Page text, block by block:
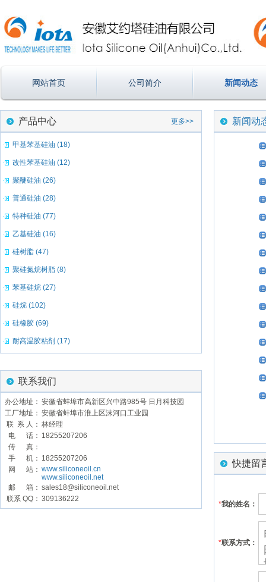
网站首页 公司简介 新闻动态
产品中心 更多>>
甲基苯基硅油 (18)
改性苯基硅油 (12)
聚醚硅油 (26)
普通硅油 (28)
特种硅油 (77)
乙基硅油 (16)
硅树脂 (47)
聚硅氮烷树脂 (8)
苯基硅烷 (27)
硅烷 (102)
硅橡胶 (69)
耐高温胶粘剂 (17)
联系我们
办公地址： 安徽省蚌埠市高新区兴中路985号 日月科技园
工厂地址： 安徽省蚌埠市淮上区沫河口工业园
联 系 人： 林经理
电 话： 18255207206
传 真：
手 机： 18255207206
网 站： www.siliconeoil.cn
www.siliconeoil.net
邮 箱： sales18@siliconeoil.net
联系 QQ： 309136222
新闻动
快捷留
*我的姓名：
*联系方式：